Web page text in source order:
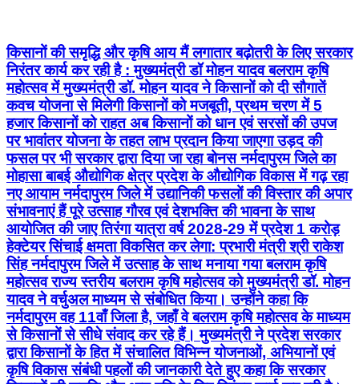
किसानों की समृद्धि और कृषि आय मैं लगातार बढ़ोतरी के लिए सरकार
निरंतर कार्य कर रही है : मुख्यमंत्री डॉ मोहन यादव बलराम कृषि
महोत्सव में मुख्यमंत्री डॉ. मोहन यादव ने किसानों को दी सौगातें
कवच योजना से मिलेगी किसानों को मजबूती, प्रथम चरण में 5
हजार किसानों को राहत अब किसानों को धान एवं सरसों की उपज
पर भावांतर योजना के तहत लाभ प्रदान किया जाएगा उड़द की
फसल पर भी सरकार द्वारा दिया जा रहा बोनस नर्मदापुरम जिले का
मोहासा बाबई औद्योगिक क्षेत्र प्रदेश के औद्योगिक विकास में गढ़ रहा
नए आयाम नर्मदापुरम जिले में उद्यानिकी फसलों की विस्तार की अपार
संभावनाएं हैं पूरे उत्साह गौरव एवं देशभक्ति की भावना के साथ
आयोजित की जाए तिरंगा यात्रा वर्ष 2028-29 में प्रदेश 1 करोड़
हेक्टेयर सिंचाई क्षमता विकसित कर लेगा: प्रभारी मंत्री श्री राकेश
सिंह नर्मदापुरम जिले में उत्साह के साथ मनाया गया बलराम कृषि
महोत्सव राज्य स्तरीय बलराम कृषि महोत्सव को मुख्यमंत्री डॉ. मोहन
यादव ने वर्चुअल माध्यम से संबोधित किया। उन्होंने कहा कि
नर्मदापुरम वह 11वाँ जिला है, जहाँ वे बलराम कृषि महोत्सव के माध्यम
से किसानों से सीधे संवाद कर रहे हैं। मुख्यमंत्री ने प्रदेश सरकार
द्वारा किसानों के हित में संचालित विभिन्न योजनाओं, अभियानों एवं
कृषि विकास संबंधी पहलों की जानकारी देते हुए कहा कि सरकार